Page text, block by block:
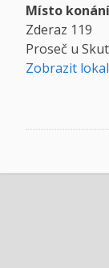
Místo
Zderaz 119
Proseč u
Zobrazit